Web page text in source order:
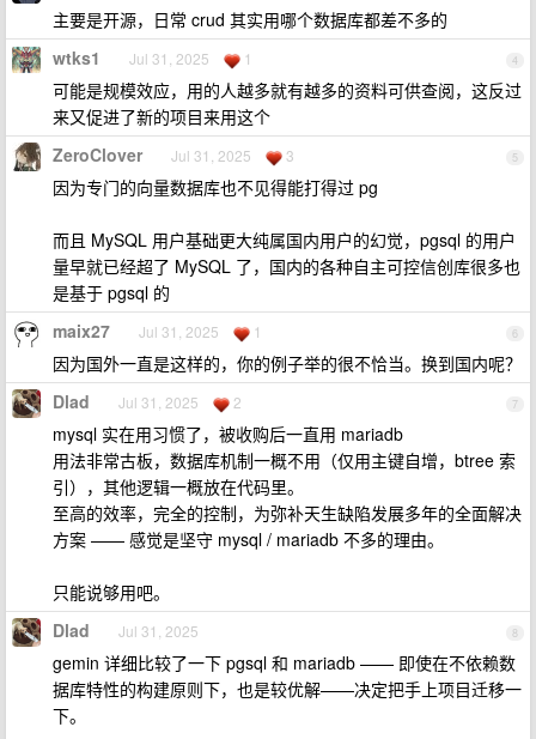
主要是开源，日常 crud 其实用哪个数据库都差不多的
4
wtks1 Jul 31, 2025 1
可能是规模效应，用的人越多就有越多的资料可供查阅，这反过
来又促进了新的项目来用这个
5
ZeroClover Jul 31, 2025 3
因为专门的向量数据库也不见得能打得过 pg
而且 MySQL 用户基础更大纯属国内用户的幻觉，pgsql 的用户
量早就已经超了 MySQL 了，国内的各种自主可控信创库很多也
是基于 pgsql 的
6
maix27 Jul 31, 2025 1
因为国外一直是这样的，你的例子举的很不恰当。换到国内呢？
7
Dlad Jul 31, 2025 2
mysql 实在用习惯了，被收购后一直用 mariadb
用法非常古板，数据库机制一概不用（仅用主键自增，btree 索
引），其他逻辑一概放在代码里。
至高的效率，完全的控制，为弥补天生缺陷发展多年的全面解决
方案 —— 感觉是坚守 mysql / mariadb 不多的理由。
只能说够用吧。
8
Dlad Jul 31, 2025
gemin 详细比较了一下 pgsql 和 mariadb —— 即使在不依赖数
据库特性的构建原则下，也是较优解——决定把手上项目迁移一
下。